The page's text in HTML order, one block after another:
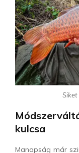
Siket
kulcsa
Manapság már